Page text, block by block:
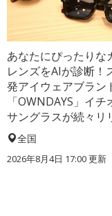
あなたにぴったりな
レンズをAIが診断！
発アイウェアブラン
「OWNDAYS」イチ
サングラスが続々リ
全国
2026年8月4日 17:00更新